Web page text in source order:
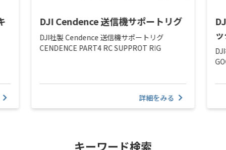
DJI Cendence 送信機サポートリグ
DJI社製 Cendence 送信機サポートリグ
CENDENCE PART4 RC SUPPROT RIG
詳細をみる
キーワード検索